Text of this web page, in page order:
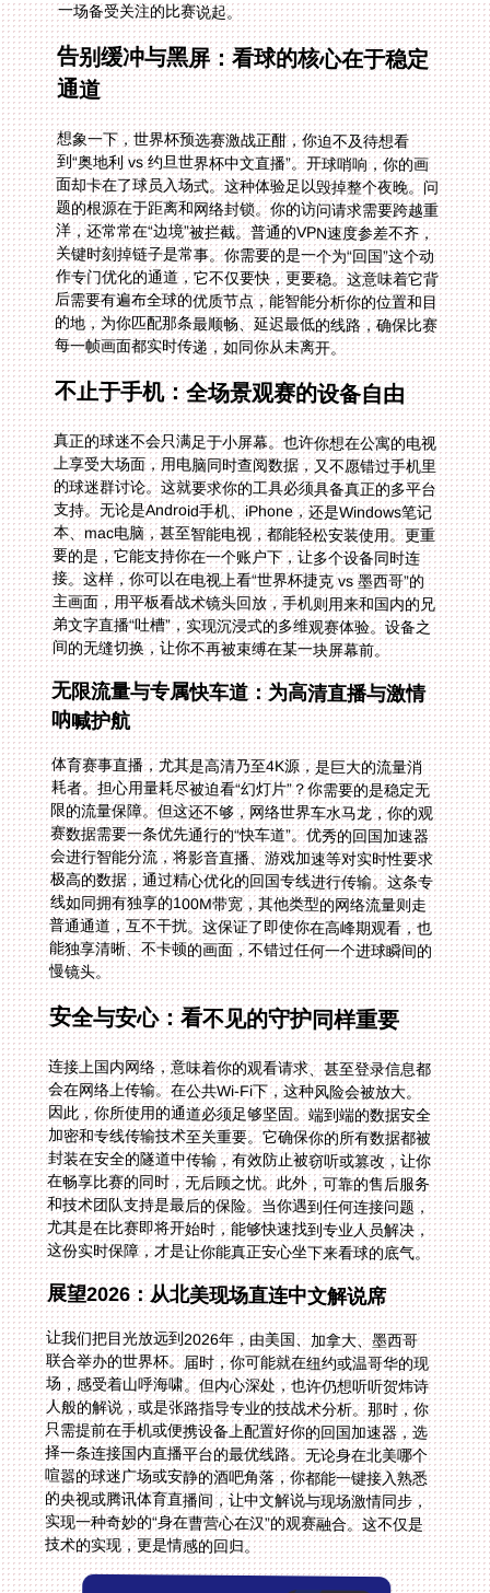
一场备受关注的比赛说起。
告别缓冲与黑屏：看球的核心在于稳定
通道
想象一下，世界杯预选赛激战正酣，你迫不及待想看
到“奥地利 vs 约旦世界杯中文直播”。开球哨响，你的画
面却卡在了球员入场式。这种体验足以毁掉整个夜晚。问
题的根源在于距离和网络封锁。你的访问请求需要跨越重
洋，还常常在“边境”被拦截。普通的VPN速度参差不齐，
关键时刻掉链子是常事。你需要的是一个为“回国”这个动
作专门优化的通道，它不仅要快，更要稳。这意味着它背
后需要有遍布全球的优质节点，能智能分析你的位置和目
的地，为你匹配那条最顺畅、延迟最低的线路，确保比赛
每一帧画面都实时传递，如同你从未离开。
不止于手机：全场景观赛的设备自由
真正的球迷不会只满足于小屏幕。也许你想在公寓的电视
上享受大场面，用电脑同时查阅数据，又不愿错过手机里
的球迷群讨论。这就要求你的工具必须具备真正的多平台
支持。无论是Android手机、iPhone，还是Windows笔记
本、mac电脑，甚至智能电视，都能轻松安装使用。更重
要的是，它能支持你在一个账户下，让多个设备同时连
接。这样，你可以在电视上看“世界杯捷克 vs 墨西哥”的
主画面，用平板看战术镜头回放，手机则用来和国内的兄
弟文字直播“吐槽”，实现沉浸式的多维观赛体验。设备之
间的无缝切换，让你不再被束缚在某一块屏幕前。
无限流量与专属快车道：为高清直播与激情
呐喊护航
体育赛事直播，尤其是高清乃至4K源，是巨大的流量消
耗者。担心用量耗尽被迫看“幻灯片”？你需要的是稳定无
限的流量保障。但这还不够，网络世界车水马龙，你的观
赛数据需要一条优先通行的“快车道”。优秀的回国加速器
会进行智能分流，将影音直播、游戏加速等对实时性要求
极高的数据，通过精心优化的回国专线进行传输。这条专
线如同拥有独享的100M带宽，其他类型的网络流量则走
普通通道，互不干扰。这保证了即使你在高峰期观看，也
能独享清晰、不卡顿的画面，不错过任何一个进球瞬间的
慢镜头。
安全与安心：看不见的守护同样重要
连接上国内网络，意味着你的观看请求、甚至登录信息都
会在网络上传输。在公共Wi-Fi下，这种风险会被放大。
因此，你所使用的通道必须足够坚固。端到端的数据安全
加密和专线传输技术至关重要。它确保你的所有数据都被
封装在安全的隧道中传输，有效防止被窃听或篡改，让你
在畅享比赛的同时，无后顾之忧。此外，可靠的售后服务
和技术团队支持是最后的保险。当你遇到任何连接问题，
尤其是在比赛即将开始时，能够快速找到专业人员解决，
这份实时保障，才是让你能真正安心坐下来看球的底气。
展望2026：从北美现场直连中文解说席
让我们把目光放远到2026年，由美国、加拿大、墨西哥
联合举办的世界杯。届时，你可能就在纽约或温哥华的现
场，感受着山呼海啸。但内心深处，也许仍想听听贺炜诗
人般的解说，或是张路指导专业的技战术分析。那时，你
只需提前在手机或便携设备上配置好你的回国加速器，选
择一条连接国内直播平台的最优线路。无论身在北美哪个
喧嚣的球迷广场或安静的酒吧角落，你都能一键接入熟悉
的央视或腾讯体育直播间，让中文解说与现场激情同步，
实现一种奇妙的“身在曹营心在汉”的观赛融合。这不仅是
技术的实现，更是情感的回归。